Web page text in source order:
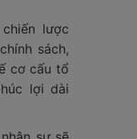
lược
sách,
cơ cấu tổ
lợi dài